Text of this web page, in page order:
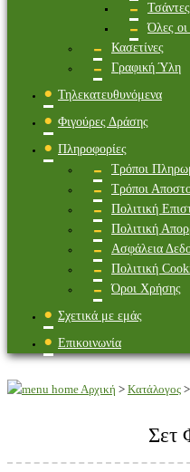
Όλες οι
Κασετίνες
Γραφική Ύλη
Τηλεκατευθυνόμενα
Φιγούρες Δράσης
Πληροφορίες
Τρόποι
Τρόποι
Πολιτική
Πολιτική
Ασφάλεια
Πολιτική
Όροι Χρήσης
Σχετικά με εμάς
Επικοινωνία
Αρχική > Κατάλογος >
Σετ